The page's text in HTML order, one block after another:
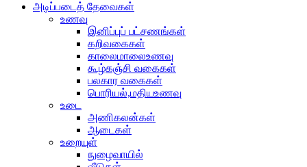
அடிப்படைத் தேவைகள்
உணவு
இனிப்புப் பட்சணங்கள்
கறிவகைகள்
காலைமாலைஉணவு
கூழ்கஞ்சி வகைகள்
பலகார வகைகள்
பொரியல்,மதியஉணவு
உடை
அணிகலன்கள்
ஆடைகள்
உறையுள்
நுழைவாயில்